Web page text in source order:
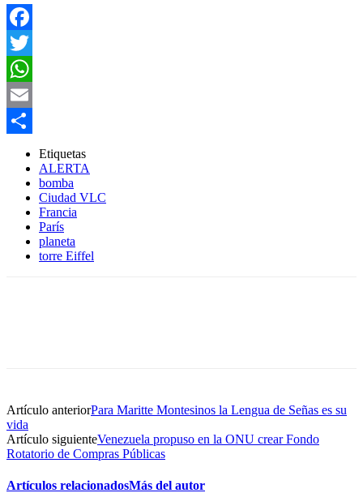
Facebook
Twitter
WhatsApp
Email
Compartir
Etiquetas
ALERTA
bomba
Ciudad VLC
Francia
París
planeta
torre Eiffel
Artículo anteriorPara Maritte Montesinos la Lengua de Señas es su
vida
Artículo siguienteVenezuela propuso en la ONU crear Fondo
Rotatorio de Compras Públicas
Artículos relacionadosMás del autor